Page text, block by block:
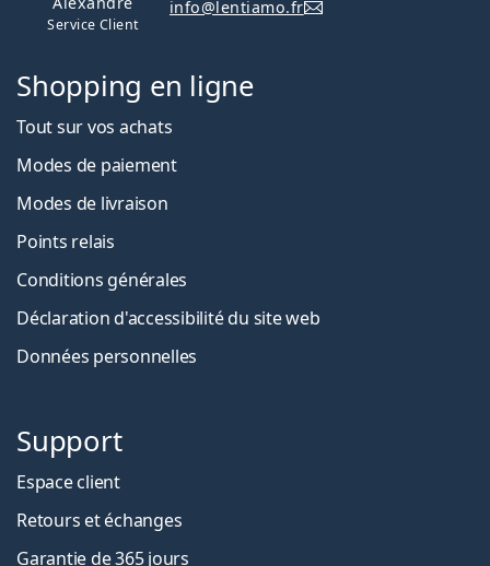
Service Client
info@lentiamo.fr
Shopping en ligne
Tout sur vos achats
Modes de paiement
Modes de livraison
Points relais
Conditions générales
Déclaration d'accessibilité du site web
Données personnelles
Support
Espace client
Retours et échanges
Garantie de 365 jours